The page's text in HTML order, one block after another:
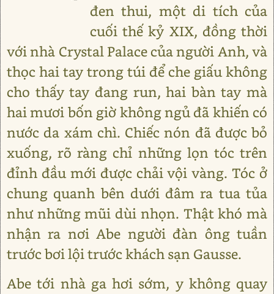
đen thui, một di tích của
cuối thế kỷ XIX, đồng thời
với nhà Crystal Palace của người Anh, và
thọc hai tay trong túi để che giấu không
cho thấy tay đang run, hai bàn tay mà
hai mươi bốn giờ không ngủ đã khiến có
nước da xám chì. Chiếc nón đã được bỏ
xuống, rõ ràng chỉ những lọn tóc trên
đỉnh đầu mới được chải vội vàng. Tóc ở
chung quanh bên dưới đâm ra tua tủa
như những mũi dùi nhọn. Thật khó mà
nhận ra nơi Abe người đàn ông tuần
trước bơi lội trước khách sạn Gausse.
Abe tới nhà ga hơi sớm, y không quay